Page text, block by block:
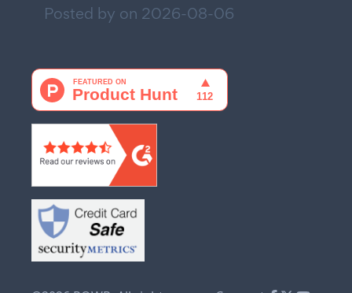
Posted by on 2026-08-06